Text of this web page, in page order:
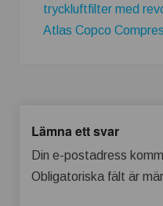
tryckluftfilter med
Atlas Copco
Lämna ett svar
Din e-postadress
Obligatoriska fält är